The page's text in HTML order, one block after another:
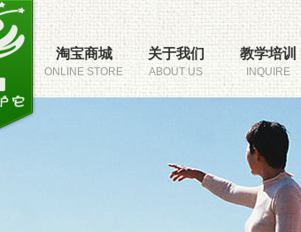
淘宝商城
ONLINE STORE
关于我们
ABOUT US
教学培训
INQUIRE